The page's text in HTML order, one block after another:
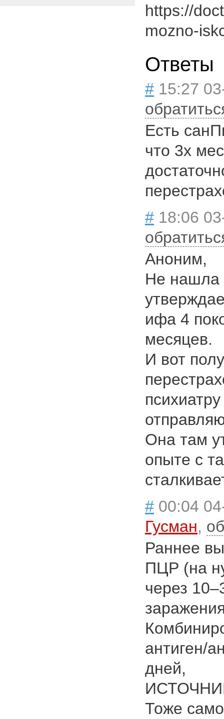
https://
mozno-
Ответы
# 15:27
Есть
что 3х
# 18:06
Аноним,
Не нашла
ифа 4
месяцев.
И вот
Она там
опыте с
# 00:04
Гусман,
Раннее
ПЦР (на
через
антиген/
дней,
Тоже